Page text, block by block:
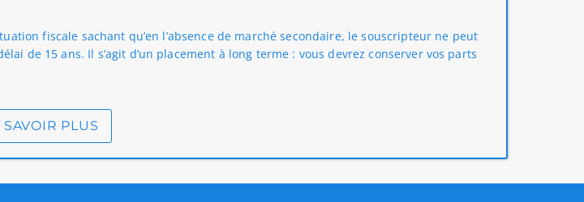
fiscale sachant qu’en l’absence de marché secondaire, le souscripteur ne peut
de 15 ans. Il s’agit d’un placement à long terme : vous devrez conserver vos parts
SAVOIR PLUS